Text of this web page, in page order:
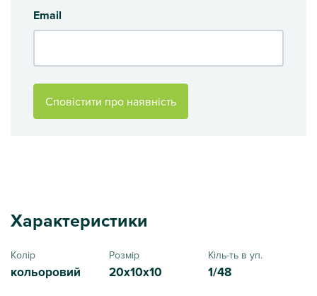
Email
Сповістити про наявність
Характеристики
Колір
кольоровий
Розмір
20x10x10
Кіль-ть в уп.
1/48